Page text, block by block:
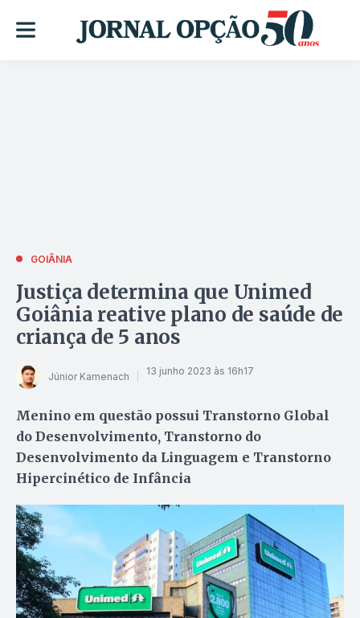
GOIÂNIA
Justiça determina que Unimed
Goiânia reative plano de saúde de
criança de 5 anos
Júnior Kamenach 13 junho 2023 às 16h17
Menino em questão possui Transtorno Global
do Desenvolvimento, Transtorno do
Desenvolvimento da Linguagem e Transtorno
Hipercinético de Infância